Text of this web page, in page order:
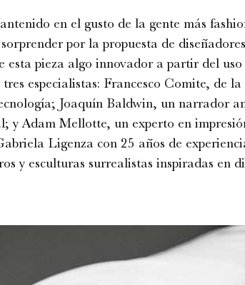
en el gusto de la gente más
por la propuesta de
esta pieza algo innovador a partir del
especialistas: Francesco Comite, de
Joaquín Baldwin, un narrador
y Adam Mellotte, un experto en
Ligenza con 25 años de
y esculturas surrealistas inspiradas en